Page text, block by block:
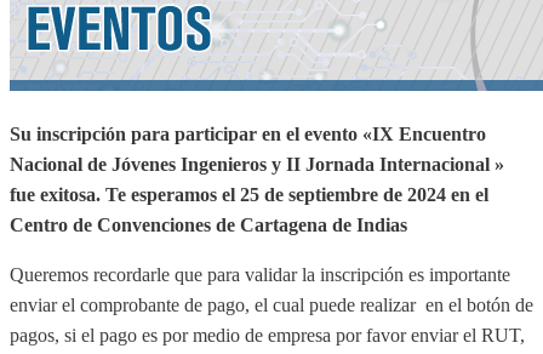
Su inscripción para participar en el evento «IX Encuentro
Nacional de Jóvenes Ingenieros y II Jornada Internacional »
fue exitosa. Te esperamos el 25 de septiembre de 2024 en el
Centro de Convenciones de Cartagena de Indias
Queremos recordarle que para validar la inscripción es importante
enviar el comprobante de pago, el cual puede realizar en el botón de
pagos, si el pago es por medio de empresa por favor enviar el RUT,